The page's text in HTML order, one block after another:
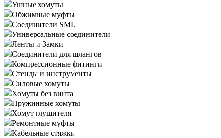
Ушные хомуты
Обжимные муфты
Соединители SML
Универсальные соединители
Ленты и Замки
Соединители для шлангов
Компрессионные фитинги
Стенды и инструменты
Силовые хомуты
Хомуты без винта
Пружинные хомуты
Хомут глушителя
Ремонтные муфты
Кабельные стяжки